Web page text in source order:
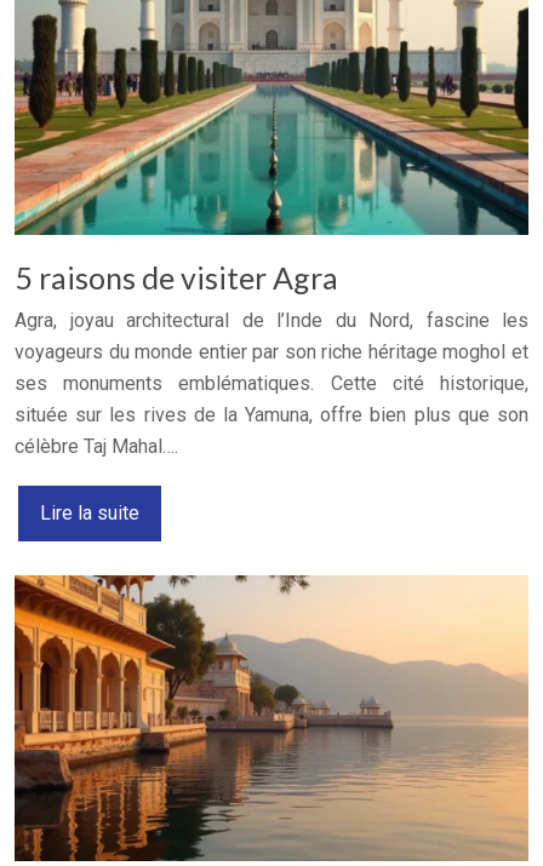
5 raisons de visiter Agra
Agra, joyau architectural de l’Inde du Nord, fascine les
voyageurs du monde entier par son riche héritage moghol et
ses monuments emblématiques. Cette cité historique,
située sur les rives de la Yamuna, offre bien plus que son
célèbre Taj Mahal….
Lire la suite